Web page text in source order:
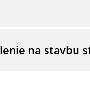
prihlásiť sa do
konta.
na stavbu